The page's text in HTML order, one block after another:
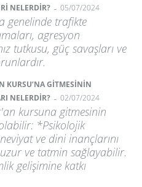
NELERDİR? - 05/07/2024
genelinde trafikte
agresyon
tutkusu, güç savaşları ve
KURSU’NA GİTMESİNİN
NELERDİR? - 02/07/2024
kursuna gitmesinin
*Psikolojik
ve dini inançlarını
ve tatmin sağlayabilir.
gelişimine katkı